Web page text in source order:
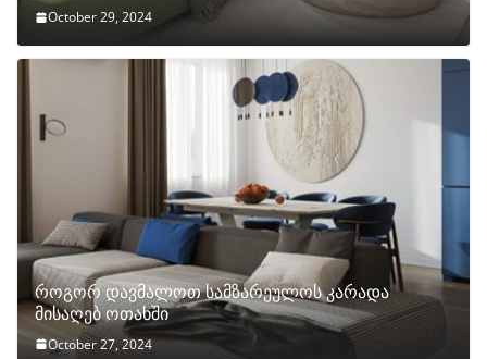
October 29, 2024
როგორ დავმალოთ სამზარეულოს კარადა
მისაღებ ოთახში
October 27, 2024